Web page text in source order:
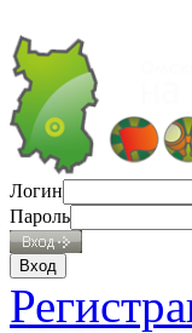
Логин
Пароль